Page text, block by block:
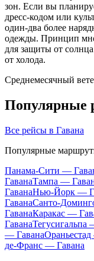
зон. Если вы
дресс-кодом или
один-два более
одежды. Принцип
для защиты от
от холода.
Среднемесячный
Популярные
Все рейсы в Гавана
Популярные
Панама-Сити —
ГаванаТампа —
ГаванаНью-Йорк —
ГаванаСанто-
ГаванаКаракас —
ГаванаТегусигальпа
— Гавана
де-Франс — Гавана